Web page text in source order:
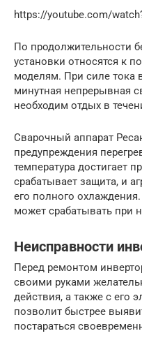
https://youtube.com/
По продолжительности
установки относятся к
моделям. При силе тока
минутная непрерывная
необходим отдых в
Сварочный аппарат
предупреждения
температура достигает
срабатывает защита, и
его полного
может срабатывать при
Неисправности
Перед ремонтом
своими руками
действия, а также с его
позволит быстрее
постараться